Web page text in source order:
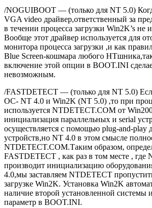
/NOGUIBOOT — (только для NT 5.0)
VGA video драйвер,ответственный за
в течении процесса загрузки Win2K’s не
Вообще этот драйвер используется для
монитора процесса загрузки ,и как
Blue Screen-кошмара любого
включение этой опции в BOOT.INI
невозможным.
/FASTDETECT — (только для NT 5.0)
ОС- NT 4.0 и Win2K (NT 5.0) ,то при
используется NTDETECT.COM от
инициализация параллельных и serial
осуществляется с помощью plug-and-play
устройств,но NT 4.0 в этом смысле
NTDETECT.COM.Таким образом,
FASTDETECT , как раз в том месте , где
производит инициализацию
4.0,мы заставляем NTDETECT
загрузке Win2K. Установка Win2K
наличие второй установленной системы
параметр в BOOT.INI.